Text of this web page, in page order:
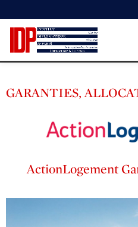
GARANTIES,
ActionLogement